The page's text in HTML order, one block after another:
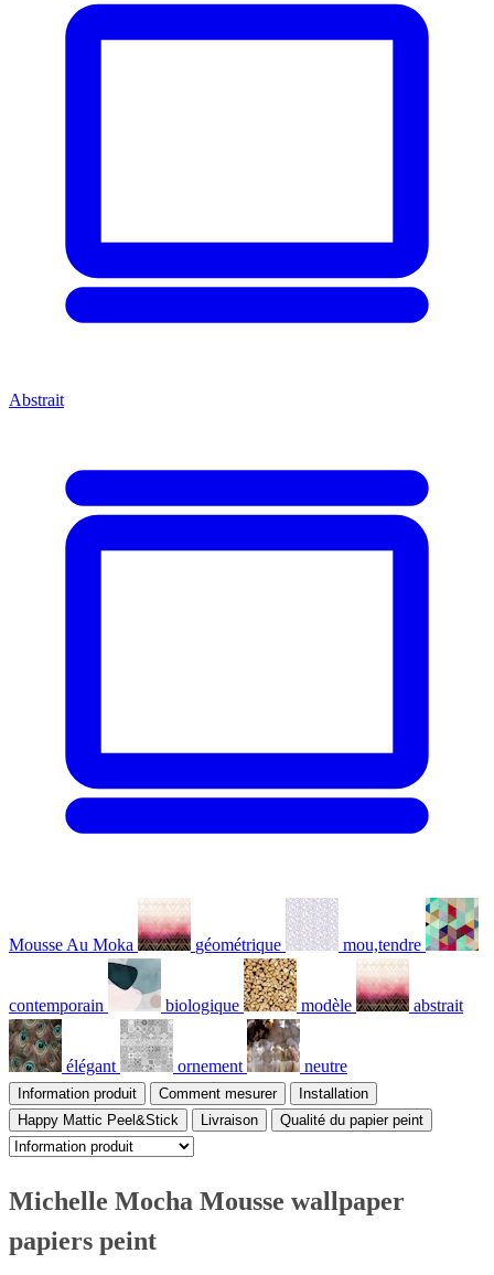
Abstrait
Mousse Au Moka géométrique mou,tendre
contemporain biologique modèle abstrait
élégant ornement neutre
Information produit Comment mesurer
Installation
Happy Mattic Peel&Stick
Livraison Qualité du papier peint
Michelle Mocha Mousse wallpaper
papiers peint